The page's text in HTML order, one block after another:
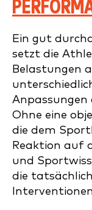
Ein gut
setzt die
Belastungen
Anpassungen
Ohne eine
die dem
Reaktion auf
und
die